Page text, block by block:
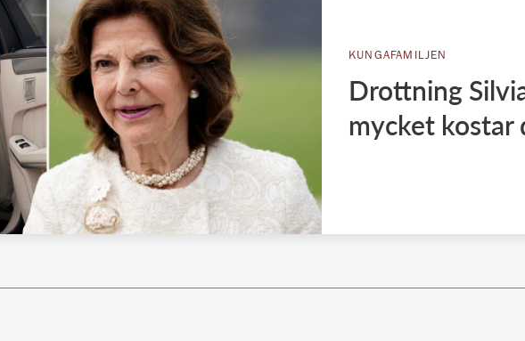
KUNGAFAMILJEN
Drottning
mycket kostar